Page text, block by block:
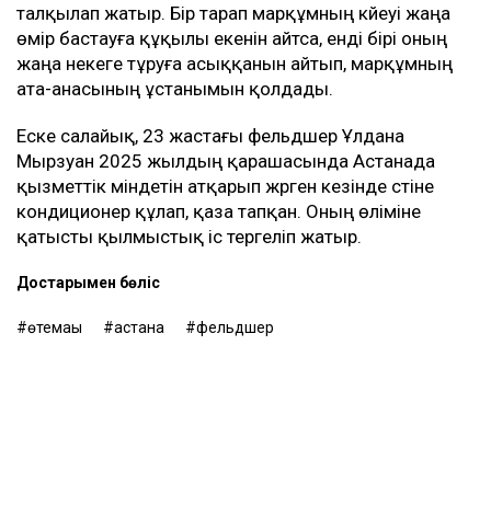
талқылап жатыр. Бір тарап марқұмның күйеуі жаңа
өмір бастауға құқылы екенін айтса, енді бірі оның
жаңа некеге тұруға асыққанын айтып, марқұмның
ата-анасының ұстанымын қолдады.
Еске салайық, 23 жастағы фельдшер Ұлдана
Мырзуан 2025 жылдың қарашасында Астанада
қызметтік міндетін атқарып жүрген кезінде үстіне
кондиционер құлап, қаза тапқан. Оның өліміне
қатысты қылмыстық іс тергеліп жатыр.
Достарыңмен бөліс
өтемақы астана фельдшер